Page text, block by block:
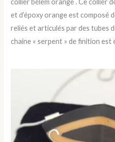
et d’époxy orange est composé
reliés et articulés par des tubes
chaine « serpent » de finition est